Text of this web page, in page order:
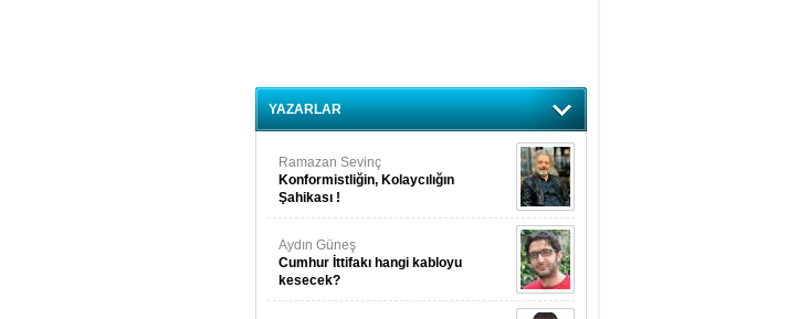
YAZARLAR
Ramazan Sevinç
Konformistliğin, Kolaycılığın
Şahikası !
Aydın Güneş
Cumhur İttifakı hangi kabloyu
kesecek?